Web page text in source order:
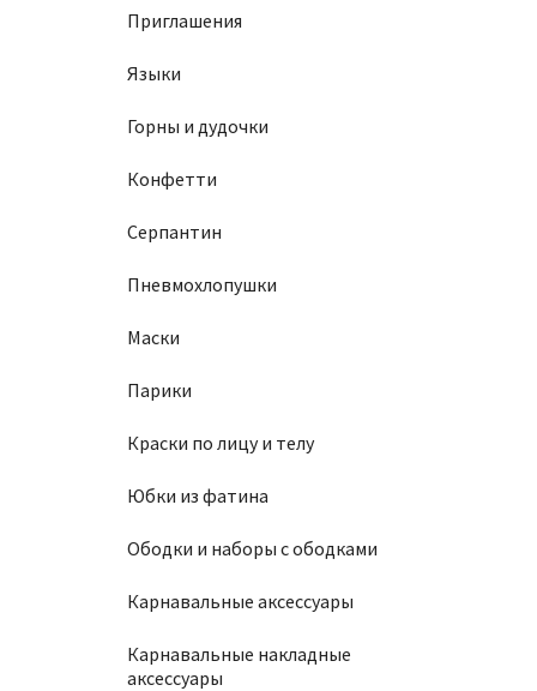
Приглашения
Языки
Горны и дудочки
Конфетти
Серпантин
Пневмохлопушки
Маски
Парики
Краски по лицу и телу
Юбки из фатина
Ободки и наборы с ободками
Карнавальные аксессуары
Карнавальные накладные
аксессуары